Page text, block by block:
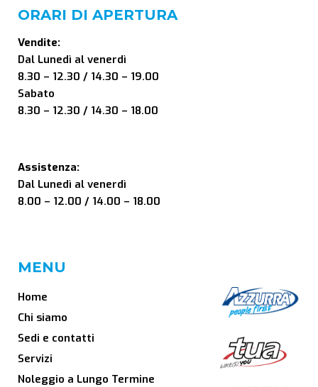
ORARI DI APERTURA
Vendite:
Dal Lunedì al venerdì
8.30 – 12.30 / 14.30 – 19.00
Sabato
8.30 – 12.30 / 14.30 – 18.00
Assistenza:
Dal Lunedì al venerdì
8.00 – 12.00 / 14.00 – 18.00
MENU
Home
Chi siamo
Sedi e contatti
Servizi
Noleggio a Lungo Termine